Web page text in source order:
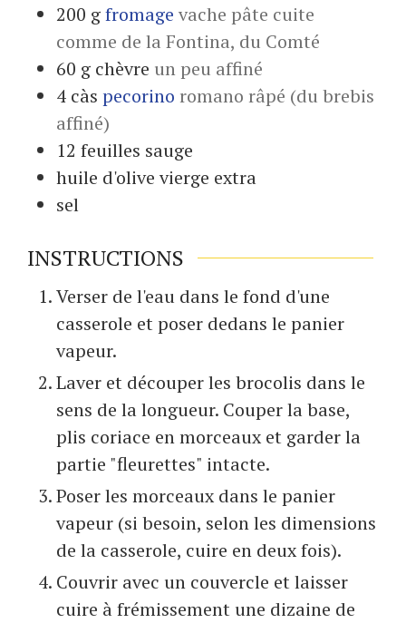
200 gfromage vache pâte cuite
comme de la Fontina, du Comté
60 g chèvre un peu affiné
4 càs pecorino romano râpé (du brebis
affiné)
12 feuilles sauge
huile d'olive vierge extra
sel
INSTRUCTIONS
Verser de l'eau dans le fond d'une
casserole et poser dedans le panier
vapeur.
Laver et découper les brocolis dans le
sens de la longueur. Couper la base,
plis coriace en morceaux et garder la
partie "fleurettes" intacte.
Poser les morceaux dans le panier
vapeur (si besoin, selon les dimensions
de la casserole, cuire en deux fois).
Couvrir avec un couvercle et laisser
cuire à frémissement une dizaine de